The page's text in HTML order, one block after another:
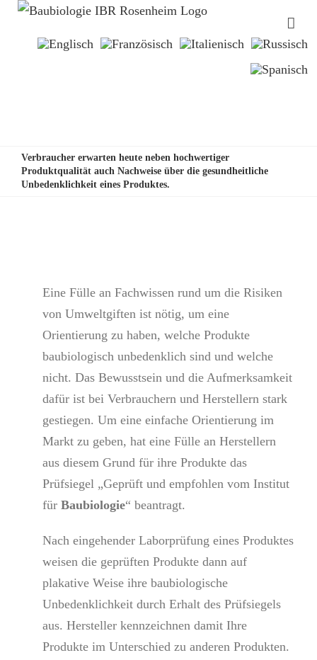
Verbraucher erwarten heute neben hochwertiger
Produktqualität auch Nachweise über die gesundheitliche
Unbedenklichkeit eines Produktes.
Eine Fülle an Fachwissen rund um die Risiken
von Umweltgiften ist nötig, um eine
Orientierung zu haben, welche Produkte
baubiologisch unbedenklich sind und welche
nicht. Das Bewusstsein und die Aufmerksamkeit
dafür ist bei Verbrauchern und Herstellern stark
gestiegen. Um eine einfache Orientierung im
Markt zu geben, hat eine Fülle an Herstellern
aus diesem Grund für ihre Produkte das
Prüfsiegel „Geprüft und empfohlen vom Institut
für Baubiologie“ beantragt.
Nach eingehender Laborprüfung eines Produktes
weisen die geprüften Produkte dann auf
plakative Weise ihre baubiologische
Unbedenklichkeit durch Erhalt des Prüfsiegels
aus. Hersteller kennzeichnen damit Ihre
Produkte im Unterschied zu anderen Produkten.